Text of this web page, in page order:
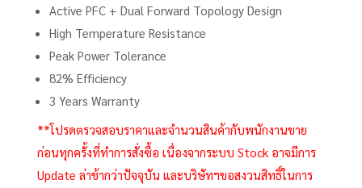
Active PFC + Dual Forward Topology Design
High Temperature Resistance
Peak Power Tolerance
82% Efficiency
3 Years Warranty
**โปรดตรวจสอบราคาและจำนวนสินค้ากับพนักงานขาย
ก่อนทุกครั้งที่ทำการสั่งซื้อ เนื่องจากระบบ Stock อาจมีการ
Update ล่าช้ากว่าปัจจุบัน และบริษัทฯขอสงวนสิทธิ์ในการ